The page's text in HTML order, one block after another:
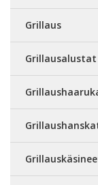
Grillaus
Grillausalustat